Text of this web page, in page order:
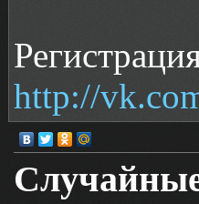
http://